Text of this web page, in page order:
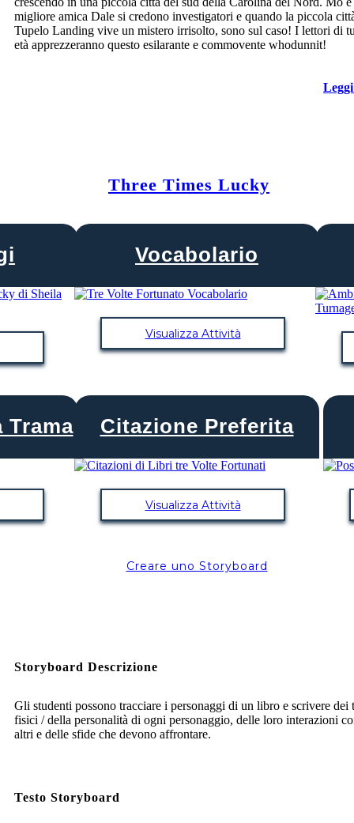
migliore amica Dale si credono investigatori e quando la piccola
Tupelo Landing vive un mistero irrisolto, sono sul caso! I lettori di
età apprezzeranno questo esilarante e commovente whodunnit!
Three Times Lucky
Vocabolario
Visualizza Attività
Trama Citazione Preferita
Visualizza Attività
Creare uno Storyboard
Storyboard Descrizione
Gli studenti possono tracciare i personaggi di un libro e scrivere dei
fisici / della personalità di ogni personaggio, delle loro interazioni
altri e delle sfide che devono affrontare.
Testo Storyboard